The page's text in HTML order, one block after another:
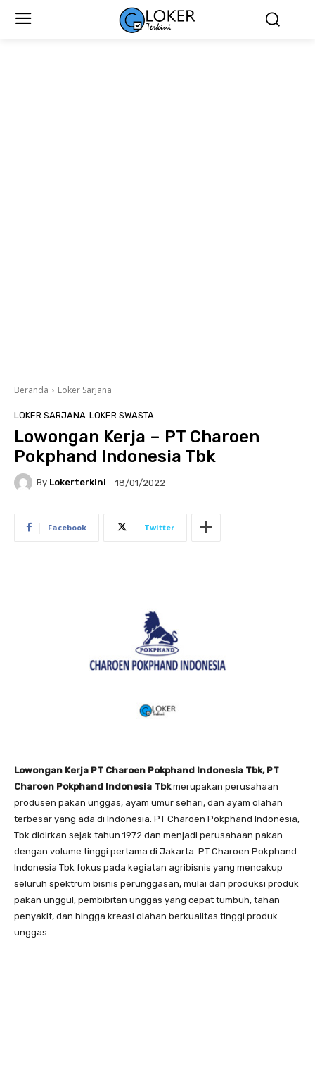
Beranda Loker Sarjana
LOKER SARJANA LOKER SWASTA
Lowongan Kerja – PT Charoen
Pokphand Indonesia Tbk
By Lokerterkini 18/01/2022
Facebook Twitter
Lowongan Kerja PT Charoen Pokphand Indonesia Tbk, PT
Charoen Pokphand Indonesia Tbkmerupakan perusahaan
produsen pakan unggas, ayam umur sehari, dan ayam olahan
terbesar yang ada di Indonesia. PT Charoen Pokphand Indonesia,
Tbk didirkan sejak tahun 1972 dan menjadi perusahaan pakan
dengan volume tinggi pertama di Jakarta. PT Charoen Pokphand
Indonesia Tbk fokus pada kegiatan agribisnis yang mencakup
seluruh spektrum bisnis perunggasan, mulai dari produksi produk
pakan unggul, pembibitan unggas yang cepat tumbuh, tahan
penyakit, dan hingga kreasi olahan berkualitas tinggi produk
unggas.